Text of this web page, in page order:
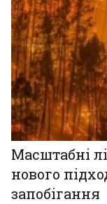
Масштабні
нового
запобігання